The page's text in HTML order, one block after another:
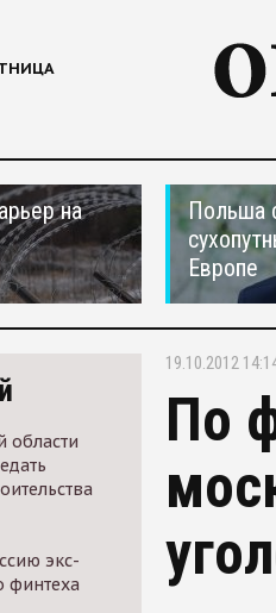
на
Польша
Европе
области
экс-
финтеха
19.10.2012
По